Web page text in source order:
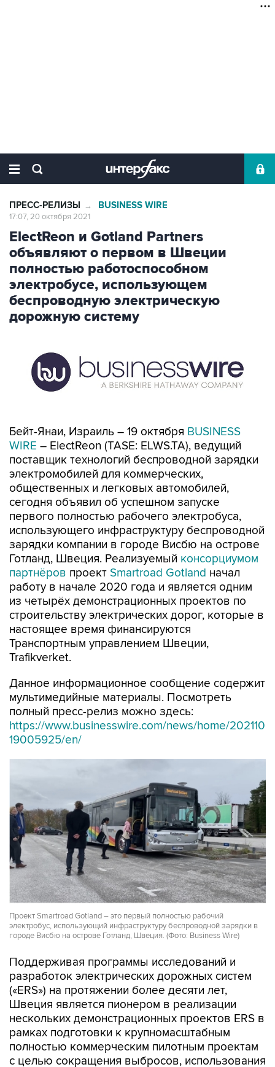
ПРЕСС-РЕЛИЗЫ → BUSINESS WIRE
17:07, 20 октября 2021
ElectReon и Gotland Partners
объявляют о первом в Швеции
полностью работоспособном
электробусе, использующем
беспроводную электрическую
дорожную систему
Бейт-Янаи, Израиль – 19 октября BUSINESS
WIRE – ElectReon (TASE: ELWS.TA), ведущий
поставщик технологий беспроводной зарядки
электромобилей для коммерческих,
общественных и легковых автомобилей,
сегодня объявил об успешном запуске
первого полностью рабочего электробуса,
использующего инфраструктуру беспроводной
зарядки компании в городе Висбю на острове
Готланд, Швеция. Реализуемый консорциумом
партнёров проект Smartroad Gotland начал
работу в начале 2020 года и является одним
из четырёх демонстрационных проектов по
строительству электрических дорог, которые в
настоящее время финансируются
Транспортным управлением Швеции,
Trafikverket.
Данное информационное сообщение содержит
мультимедийные материалы. Посмотреть
полный пресс-релиз можно здесь:
https://www.businesswire.com/news/home/202110
19005925/en/
Проект Smartroad Gotland – это первый полностью рабочий
электробус, использующий инфраструктуру беспроводной зарядки в
городе Висбю на острове Готланд, Швеция. (Фото: Business Wire)
Поддерживая программы исследований и
разработок электрических дорожных систем
(«ERS») на протяжении более десяти лет,
Швеция является пионером в реализации
нескольких демонстрационных проектов ERS в
рамках подготовки к крупномасштабным
полностью коммерческим пилотным проектам
с целью сокращения выбросов, использования